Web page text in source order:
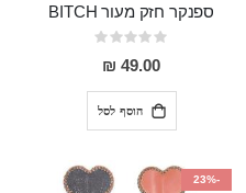
ספנקר חזק מעור BITCH
Rating:
0%
49.00 ₪
הוסף לסל
-23%